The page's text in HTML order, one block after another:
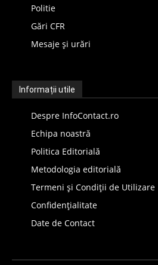
Politie
Gări CFR
Mesaje și urări
Informații utile
Despre InfoContact.ro
Echipa noastră
Politica Editorială
Metodologia editorială
Termeni și Condiții de Utilizare
Confidențialitate
Date de Contact